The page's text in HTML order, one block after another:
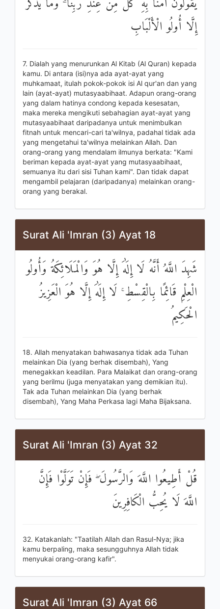
إِلَّا أُولُو الْأَلْبَابِ
7. Dialah yang menurunkan Al Kitab (Al Quran) kepada
kamu. Di antara (isi)nya ada ayat-ayat yang
muhkamaat, itulah pokok-pokok isi Al qur'an dan yang
lain (ayat-ayat) mutasyaabihaat. Adapun orang-orang
yang dalam hatinya condong kepada kesesatan,
maka mereka mengikuti sebahagian ayat-ayat yang
mutasyaabihaat daripadanya untuk menimbulkan
fitnah untuk mencari-cari ta'wilnya, padahal tidak ada
yang mengetahui ta'wilnya melainkan Allah. Dan
orang-orang yang mendalam ilmunya berkata: "Kami
beriman kepada ayat-ayat yang mutasyaabihaat,
semuanya itu dari sisi Tuhan kami". Dan tidak dapat
mengambil pelajaran (daripadanya) melainkan orang-
orang yang berakal.
Surat Ali 'Imran (3) Ayat 18
شَهِدَ اللَّهُ أَنَّهُ لَا إِلَٰهَ إِلَّا هُوَ وَالْمَلَائِكَةُ وَأُولُو
الْعِلْمِ قَائِمًا بِالْقِسْطِ ۚ لَا إِلَٰهَ إِلَّا هُوَ الْعَزِيزُ
الْحَكِيمُ
18. Allah menyatakan bahwasanya tidak ada Tuhan
melainkan Dia (yang berhak disembah), Yang
menegakkan keadilan. Para Malaikat dan orang-orang
yang berilmu (juga menyatakan yang demikian itu).
Tak ada Tuhan melainkan Dia (yang berhak
disembah), Yang Maha Perkasa lagi Maha Bijaksana.
Surat Ali 'Imran (3) Ayat 32
قُلْ أَطِيعُوا اللَّهَ وَالرَّسُولَ ۖ فَإِنْ تَوَلَّوْا فَإِنَّ
اللَّهَ لَا يُحِبُّ الْكَافِرِينَ
32. Katakanlah: "Taatilah Allah dan Rasul-Nya; jika
kamu berpaling, maka sesungguhnya Allah tidak
menyukai orang-orang kafir".
Surat Ali 'Imran (3) Ayat 66